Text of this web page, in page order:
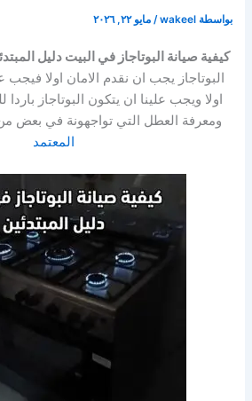
بواسطة wakeel
/مايو ٢٢, ٢٠٢٦
كيفية صيانة البوتاجاز في البيت دليل
البوتاجاز يجب ان نقدم الامان اولا فيجب
اولا ويجب علينا ان يتكون البوتاجاز باردا
ومعرفة العطل التي تواجهونة في بعض
المعتمد